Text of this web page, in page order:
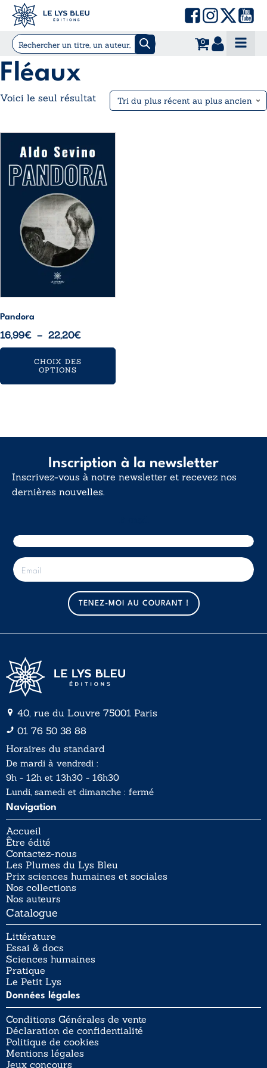
0
Fléaux
Voici le seul résultat
Pandora
16,99€ – 22,20€Plage
de
prix :
CHOIX DES
OPTIONS
produit
plusieurs
variations.
options
peuvent
page
du
produit
Inscription à la newsletter
Inscrivez-vous à notre newsletter et recevez nos
dernières nouvelles.
E
-
m
TENEZ-MOI AU COURANT !
40, rue du Louvre 75001 Paris
01 76 50 38 88
Horaires du standard
De mardi à vendredi :
9h - 12h et 13h30 - 16h30
Lundi, samedi et dimanche : fermé
Navigation
Accueil
Être édité
Contactez-nous
Les Plumes du Lys Bleu
Prix sciences humaines et sociales
Nos collections
Nos auteurs
Catalogue
Littérature
Essai & docs
Sciences humaines
Pratique
Le Petit Lys
Données légales
Conditions Générales de vente
Déclaration de confidentialité
Politique de cookies
Mentions légales
Jeux concours